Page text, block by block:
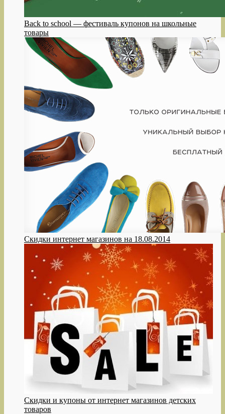
Back to school — фестиваль купонов на школьные
товары
Скидки интернет магазинов на 18.08.2014
Cкидки и купоны от интернет магазинов детских
товаров